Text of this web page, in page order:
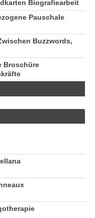
Biografiearbeit
Pauschale
Buzzwords,
Broschüre